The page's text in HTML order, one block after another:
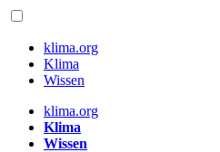
klima.org
Klima
Wissen
klima.org
Klima
Wissen